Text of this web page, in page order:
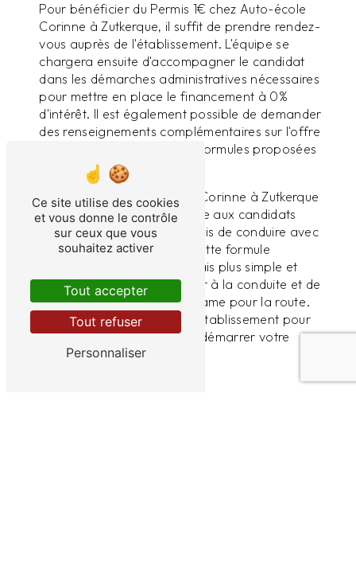
Pour bénéficier du Permis 1€ chez Auto-école
Corinne à Zutkerque, il suffit de prendre rendez-
vous auprès de l'établissement. L'équipe se
chargera ensuite d'accompagner le candidat
dans les démarches administratives nécessaires
pour mettre en place le financement à 0%
d'intérêt. Il est également possible de demander
des renseignements complémentaires sur l'offre
Permis 1€ et les différentes formules proposées
par l'Auto-école Corinne.
En conclusion, l'Auto-école Corinne à Zutkerque
offre une opportunité unique aux candidats
souhaitant passer leur permis de conduire avec
l'offre Permis 1€. Grâce à cette formule
avantageuse, il est désormais plus simple et
plus abordable de se former à la conduite et de
décrocher son précieux sésame pour la route.
N'hésitez pas à contacter l'établissement pour
plus d'informations et pour démarrer votre
formation en toute sérénité.
Ce site utilise des cookies
et vous donne le contrôle
sur ceux que vous
souhaitez activer
Tout accepter
Tout refuser
Personnaliser